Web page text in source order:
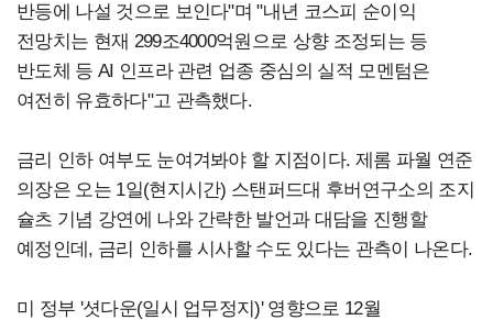
반등에 나설 것으로 보인다"며 "내년 코스피 순이익
전망치는 현재 299조4000억원으로 상향 조정되는 등
반도체 등 AI 인프라 관련 업종 중심의 실적 모멘텀은
여전히 유효하다"고 관측했다.
금리 인하 여부도 눈여겨봐야 할 지점이다. 제롬 파월 연준
의장은 오는 1일(현지시간) 스탠퍼드대 후버연구소의 조지
슐츠 기념 강연에 나와 간략한 발언과 대담을 진행할
예정인데, 금리 인하를 시사할 수도 있다는 관측이 나온다.
미 정부 '셧다운(일시 업무정지)' 영향으로 12월